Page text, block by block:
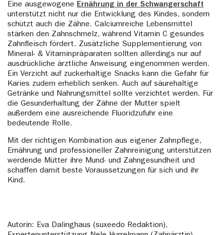
Eine ausgewogene Ernährung in der Schwangerschaft
unterstützt nicht nur die Entwicklung des Kindes, sondern
schützt auch die Zähne. Calciumreiche Lebensmittel
stärken den Zahnschmelz, während Vitamin C gesundes
Zahnfleisch fördert. Zusätzliche Supplementierung von
Mineral- & Vitaminpräparaten sollten allerdings nur auf
ausdrückliche ärztliche Anweisung eingenommen werden.
Ein Verzicht auf zuckerhaltige Snacks kann die Gefahr für
Karies zudem erheblich senken. Auch auf säurehaltige
Getränke und Nahrungsmittel sollte verzichtet werden. Für
die Gesunderhaltung der Zähne der Mutter spielt
außerdem eine ausreichende Fluoridzufuhr eine
bedeutende Rolle.
Mit der richtigen Kombination aus eigener Zahnpflege,
Ernährung und professioneller Zahnreinigung unterstützen
werdende Mütter ihre Mund- und Zahngesundheit und
schaffen damit beste Voraussetzungen für sich und ihr
Kind.
Autorin: Eva Dalinghaus (suxeedo Redaktion),